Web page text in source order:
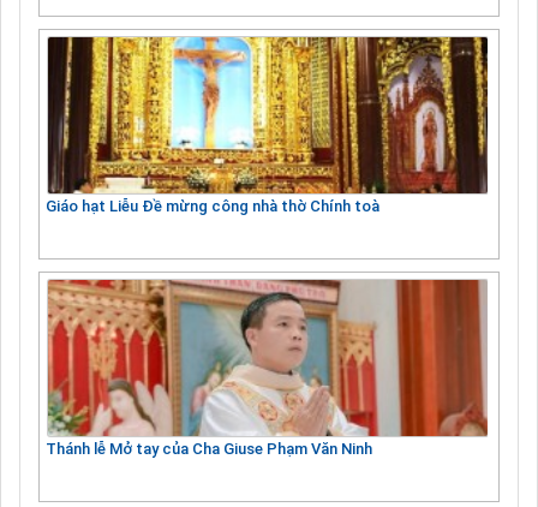
Giáo hạt Liễu Đề mừng công nhà thờ Chính toà
Thánh lễ Mở tay của Cha Giuse Phạm Văn Ninh